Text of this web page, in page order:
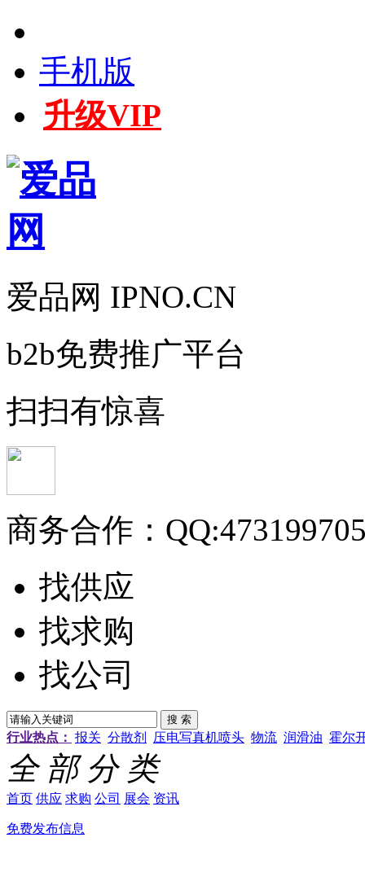
手机版
升级VIP
爱品网 IPNO.CN
b2b免费推广平台
扫扫有惊喜
商务合作：
找供应
找求购
找公司
行业热点： 报关 分散剂 压电写真机喷头 物流 润滑油 霍尔
全 部 分 类
首页 供应 求购 公司 展会 资讯
免费发布信息